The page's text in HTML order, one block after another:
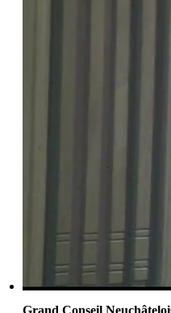
Grand Conseil